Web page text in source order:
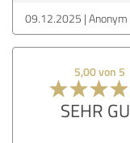
09.12.2025 Anonym
5,00 von 5
SEHR